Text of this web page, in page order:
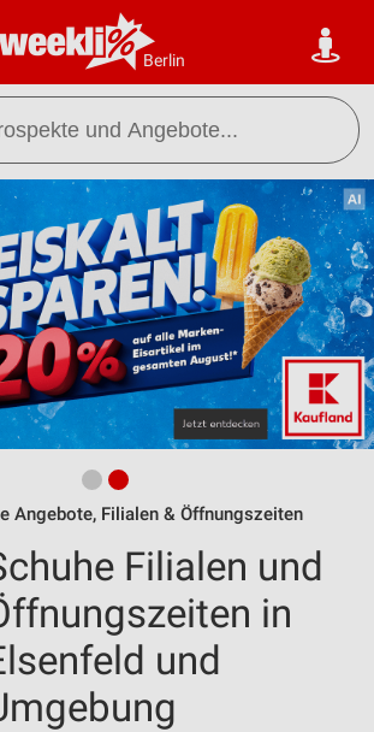
Berlin
Angebote, Filialen & Öffnungszeiten
Filialen und
in
und